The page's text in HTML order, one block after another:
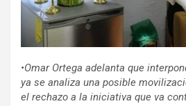
•Omar Ortega adelanta que
ya se analiza una posible
el rechazo a la iniciativa que va